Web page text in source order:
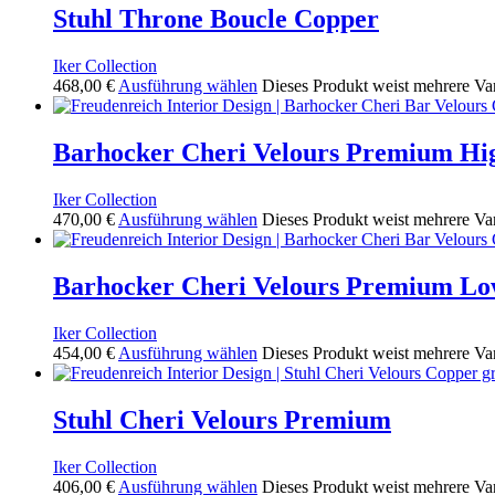
Stuhl Throne Boucle Copper
Iker Collection
468,00 € Ausführung wählen Dieses Produkt weist mehrere
Barhocker Cheri Velours Premium
Iker Collection
470,00 € Ausführung wählen Dieses Produkt weist mehrere
Barhocker Cheri Velours Premium
Iker Collection
454,00 € Ausführung wählen Dieses Produkt weist mehrere
Stuhl Cheri Velours Premium
Iker Collection
406,00 € Ausführung wählen Dieses Produkt weist mehrere